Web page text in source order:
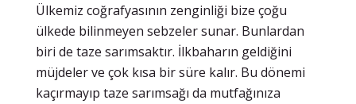
Ülkemiz coğrafyasının zenginliği bize çoğu
ülkede bilinmeyen sebzeler sunar. Bunlardan
biri de taze sarımsaktır. İlkbaharın geldiğini
müjdeler ve çok kısa bir süre kalır. Bu dönemi
kaçırmayıp taze sarımsağı da mutfağınıza